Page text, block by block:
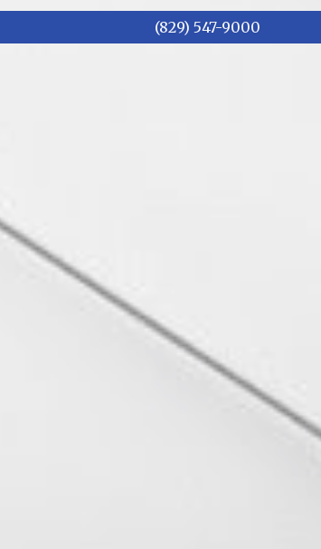
(829) 547-9000